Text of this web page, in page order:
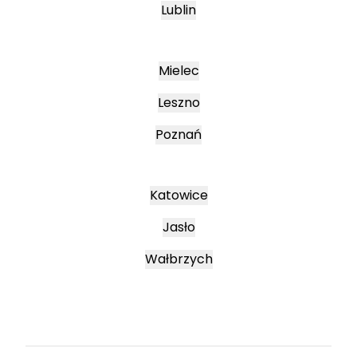
Lublin
Mielec
Leszno
Poznań
Katowice
Jasło
Wałbrzych